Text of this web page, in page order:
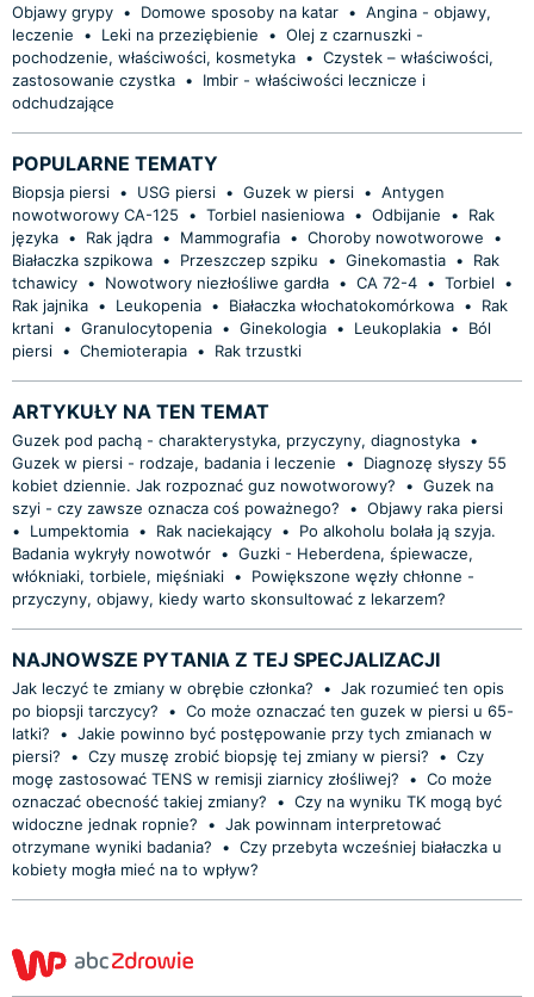
Objawy grypy • Domowe sposoby na katar • Angina - objawy,
leczenie
• Leki na przeziębienie • Olej z czarnuszki -
pochodzenie, właściwości, kosmetyka • Czystek – właściwości,
zastosowanie czystka •
Imbir - właściwości lecznicze i
odchudzające
POPULARNE TEMATY
Biopsja piersi • USG piersi • Guzek w piersi • Antygen
nowotworowy CA-125
• Torbiel nasieniowa • Odbijanie •
Rak
języka • Rak jądra • Mammografia • Choroby nowotworowe
•
Białaczka szpikowa • Przeszczep szpiku • Ginekomastia •
Rak
tchawicy • Nowotwory niezłośliwe gardła • CA 72-4 • Torbiel
•
Rak jajnika • Leukopenia • Białaczka włochatokomórkowa •
Rak
krtani • Granulocytopenia • Ginekologia • Leukoplakia •
Ból
piersi • Chemioterapia • Rak trzustki
ARTYKUŁY NA TEN TEMAT
Guzek pod pachą - charakterystyka, przyczyny, diagnostyka •
Guzek w piersi - rodzaje, badania i leczenie
•
Diagnozę słyszy 55
kobiet dziennie. Jak rozpoznać guz nowotworowy?
• Guzek na
szyi - czy zawsze oznacza coś poważnego?
• Objawy raka piersi
•
Lumpektomia • Rak naciekający •
Po alkoholu bolała ją szyja.
Badania wykryły nowotwór • Guzki - Heberdena, śpiewacze,
włókniaki, torbiele, mięśniaki •
Powiększone węzły chłonne -
przyczyny, objawy, kiedy warto skonsultować z lekarzem?
NAJNOWSZE PYTANIA Z TEJ SPECJALIZACJI
Jak leczyć te zmiany w obrębie członka? • Jak rozumieć ten opis
po biopsji tarczycy?
• Co może oznaczać ten guzek w piersi u 65-
latki?
• Jakie powinno być postępowanie przy tych zmianach w
piersi?
• Czy muszę zrobić biopsję tej zmiany w piersi? • Czy
mogę zastosować TENS w remisji ziarnicy złośliwej?
• Co może
oznaczać obecność takiej zmiany?
• Czy na wyniku TK mogą być
widoczne jednak ropnie?
• Jak powinnam interpretować
otrzymane wyniki badania?
• Czy przebyta wcześniej białaczka u
kobiety mogła mieć na to wpływ?